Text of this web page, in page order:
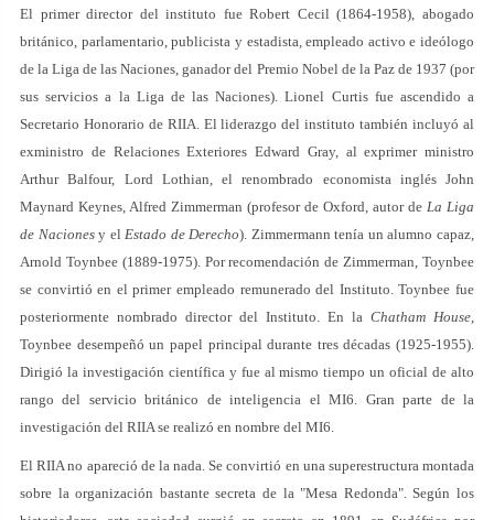
El primer director del instituto fue Robert Cecil (1864-1958), abogado
británico, parlamentario, publicista y estadista, empleado activo e ideólogo
de la Liga de las Naciones, ganador del Premio Nobel de la Paz de 1937 (por
sus servicios a la Liga de las Naciones). Lionel Curtis fue ascendido a
Secretario Honorario de RIIA. El liderazgo del instituto también incluyó al
exministro de Relaciones Exteriores Edward Gray, al exprimer ministro
Arthur Balfour, Lord Lothian, el renombrado economista inglés John
Maynard Keynes, Alfred Zimmerman (profesor de Oxford, autor de La Liga
de Nacionesy elEstado de Derecho). Zimmermann tenía un alumno capaz,
Arnold Toynbee (1889-1975). Por recomendación de Zimmerman, Toynbee
se convirtió en el primer empleado remunerado del Instituto. Toynbee fue
posteriormente nombrado director del Instituto. En la Chatham House,
Toynbee desempeñó un papel principal durante tres décadas (1925-1955).
Dirigió la investigación científica y fue al mismo tiempo un oficial de alto
rango del servicio británico de inteligencia el MI6. Gran parte de la
investigación del RIIA se realizó en nombre del MI6.
El RIIA no apareció de la nada. Se convirtió en una superestructura montada
sobre la organización bastante secreta de la "Mesa Redonda". Según los